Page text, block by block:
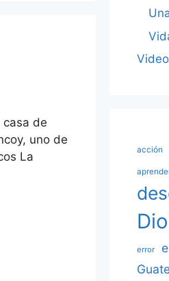
casa de
uno de
La
acción
error